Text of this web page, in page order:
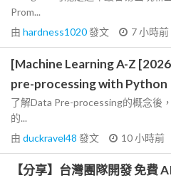
Prom...
由 hardness1020發文 7 小時前
[Machine Learning A-Z
pre-processing with Python
了解Data Pre-processing的概念後
的...
由 duckravel48 發文 10 小時前
【分享】台灣團隊開發 免費